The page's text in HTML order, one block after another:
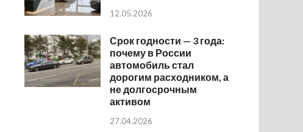
12.05.2026
Срок годности — 3 года:
почему в России
автомобиль стал
дорогим расходником, а
не долгосрочным
активом
27.04.2026